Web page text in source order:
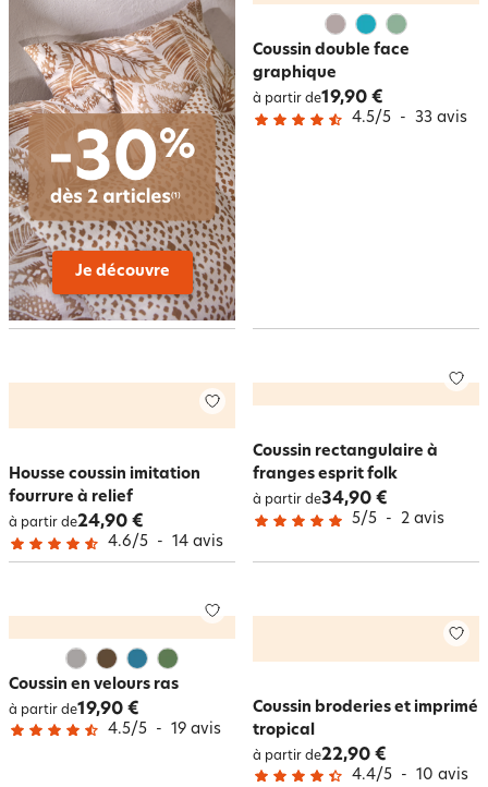
Coussin double face
graphique
à partir de19,90 €
4.5/5 - 33 avis
Housse coussin imitation
fourrure à relief
à partir de24,90 €
4.6/5 - 14 avis
Coussin rectangulaire à
franges esprit folk
à partir de34,90 €
5/5 - 2 avis
Coussin en velours ras
à partir de19,90 €
4.5/5 - 19 avis
Coussin broderies et imprimé
tropical
à partir de22,90 €
4.4/5 - 10 avis
Je découvre